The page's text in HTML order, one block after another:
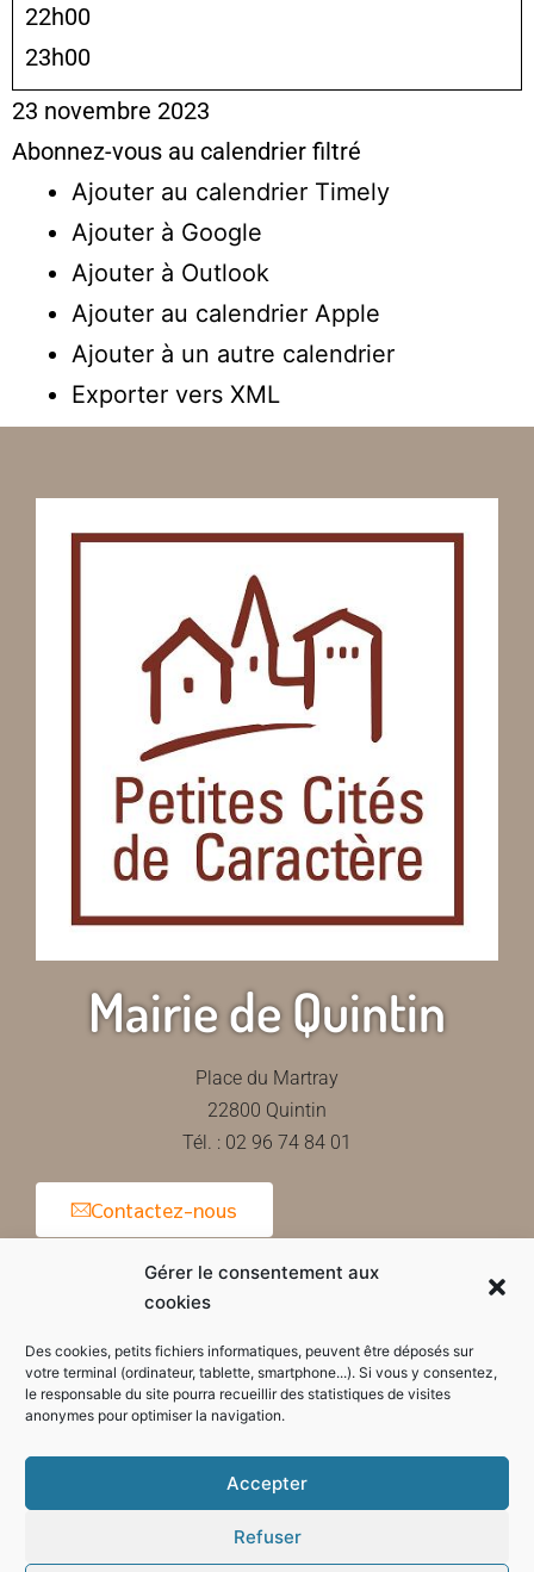
Gérer le consentement aux
cookies
Des cookies, petits fichiers informatiques, peuvent être déposés sur
votre terminal (ordinateur, tablette, smartphone...). Si vous y consentez,
le responsable du site pourra recueillir des statistiques de visites
anonymes pour optimiser la navigation.
Accepter
Refuser
22h00
23h00
23 novembre 2023
Abonnez-vous au calendrier filtré
Ajouter au calendrier Timely
Ajouter à Google
Ajouter à Outlook
Ajouter au calendrier Apple
Ajouter à un autre calendrier
Exporter vers XML
Mairie de Quintin
Place du Martray
22800 Quintin
Tél. : 02 96 74 84 01
Contactez-nous
Horaires d'ouverture de la mairie